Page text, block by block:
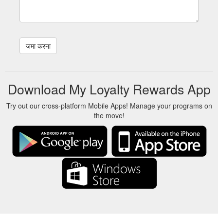
An annual citrus fertiliser and frequent watering will reward
store only. Prices may vary between the online store and
physical store locations.
Download My Loyalty Rewards App
Try out our cross-platform Mobile Apps! Manage your programs on
the move!